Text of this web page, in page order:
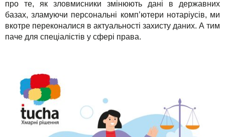
Акції
про те, як зловмисники змінюють дані в державних
базах, зламуючи персональні комп’ютери нотаріусів, ми
вкотре переконалися в актуальності захисту даних. А тим
паче для спеціалістів у сфері права.